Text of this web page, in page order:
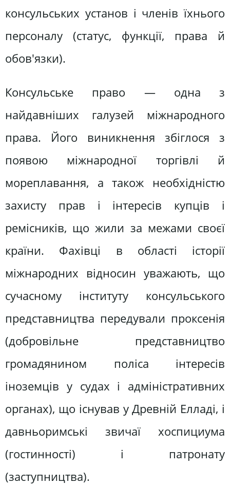
консульських установ і членів їхнього
персоналу (статус, функції, права й
обов'язки).
Консульське право — одна з
найдавніших галузей міжнародного
права. Його виникнення збіглося з
появою міжнародної торгівлі й
мореплавання, а також необхідністю
захисту прав і інтересів купців і
ремісників, що жили за межами своєї
країни. Фахівці в області історії
міжнародних відносин уважають, що
сучасному інституту консульського
представництва передували проксенія
(добровільне представництво
громадянином поліса інтересів
іноземців у судах і адміністративних
органах), що існував у Древній Елладі, і
давньоримські звичаї хоспициума
(гостинності) і патронату
(заступництва).